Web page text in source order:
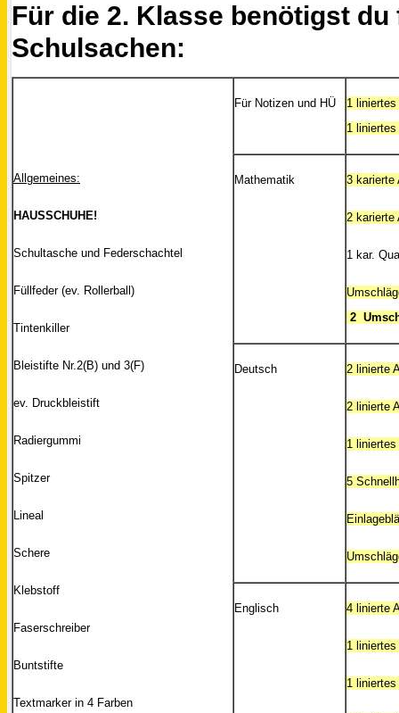
Für die 2. Klasse benötigst du
Schulsachen:
Allgemeines:
HAUSSCHUHE!
Schultasche und Federschachtel
Füllfeder (ev. Rollerball)
Tintenkiller
Bleistifte Nr.2(B) und 3(F)
ev. Druckbleistift
Radiergummi
Spitzer
Lineal
Schere
Klebstoff
Faserschreiber
Buntstifte
Textmarker in 4 Farben
Für Notizen und HÜ
1
1
Mathematik 3
2 karierte
1 kar.
2
Deutsch 2 linierte
2 linierte
1
5
Englisch 4 linierte
1
1